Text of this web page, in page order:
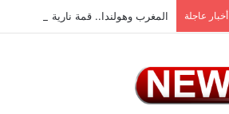
أخبار عاجلة المغرب وهولندا.. قمة نارية بطموح